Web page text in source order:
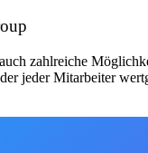
zahlreiche
jeder Mitarbeiter